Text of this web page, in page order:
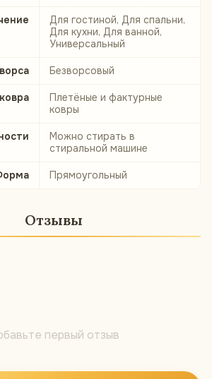
Для гостиной, Для спальни,
Для кухни, Для ванной,
Универсальный
Безворсовый
Плетёные и фактурные
ковры
Можно стирать в
стиральной машине
Прямоугольный
Отзывы
первый отзыв